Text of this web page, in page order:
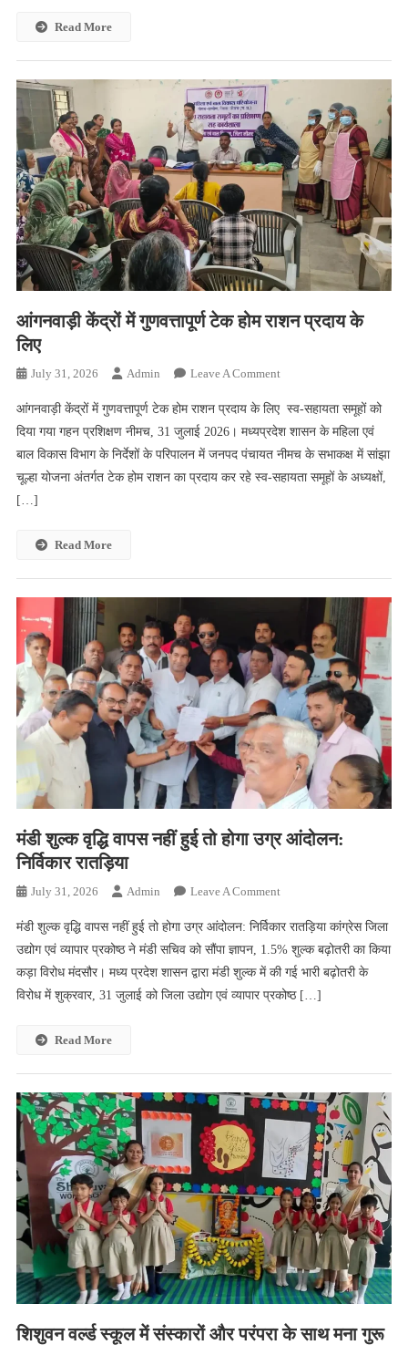
सम्मिलित
हुई
भाजपा
महिला
मोर्चा
की
जिलाध्यक्ष
श्रीमती
गोस्वामी
Read More
आंगनवाड़ी केंद्रों में गुणवत्तापूर्ण टेक होम राशन प्रदाय के
लिए
July 31, 2026 Admin Leave A CommentOn
केंद्रों
में
गुणवत्तापूर्ण
टेक
लिए
आंगनवाड़ी केंद्रों में गुणवत्तापूर्ण टेक होम राशन प्रदाय के लिए स्व-सहायता समूहों को
दिया गया गहन प्रशिक्षण नीमच, 31 जुलाई 2026। मध्यप्रदेश शासन के महिला एवं
बाल विकास विभाग के निर्देशों के परिपालन में जनपद पंचायत नीमच के सभाकक्ष में सांझा
चूल्हा योजना अंतर्गत टेक होम राशन का प्रदाय कर रहे स्व-सहायता समूहों के अध्यक्षों,
[…]
Read More
मंडी शुल्क वृद्धि वापस नहीं हुई तो होगा उग्र आंदोलन:
निर्विकार रातड़िया
July 31, 2026 Admin Leave A CommentOn
शुल्क
वृद्धि
वापस
नहीं
आंदोलन:
निर्विकार
रातड़िया
मंडी शुल्क वृद्धि वापस नहीं हुई तो होगा उग्र आंदोलन: निर्विकार रातड़िया कांग्रेस जिला
उद्योग एवं व्यापार प्रकोष्ठ ने मंडी सचिव को सौंपा ज्ञापन, 1.5% शुल्क बढ़ोतरी का किया
कड़ा विरोध मंदसौर। मध्य प्रदेश शासन द्वारा मंडी शुल्क में की गई भारी बढ़ोतरी के
विरोध में शुक्रवार, 31 जुलाई को जिला उद्योग एवं व्यापार प्रकोष्ठ […]
Read More
शिशुवन वर्ल्ड स्कूल में संस्कारों और परंपरा के साथ मना गुरू